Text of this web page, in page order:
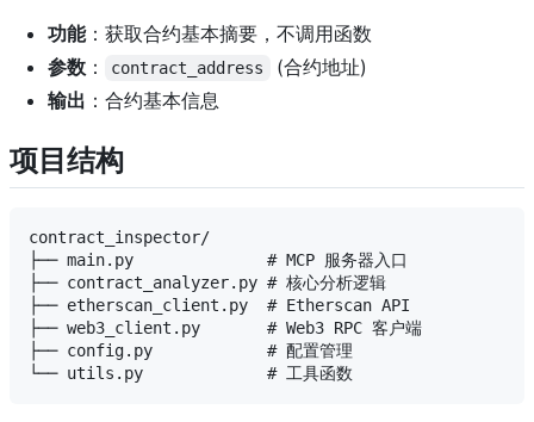
功能：获取合约基本摘要，不调用函数
参数 ： contract_address
(合约地址)
输出 ：合约基本信息
项目结构
contract_inspector/
├── main.py              # MCP 服务器入口
├── contract_analyzer.py # 核心分析逻辑
├── etherscan_client.py  # Etherscan API
├── web3_client.py       # Web3 RPC 客户端
├── config.py            # 配置管理